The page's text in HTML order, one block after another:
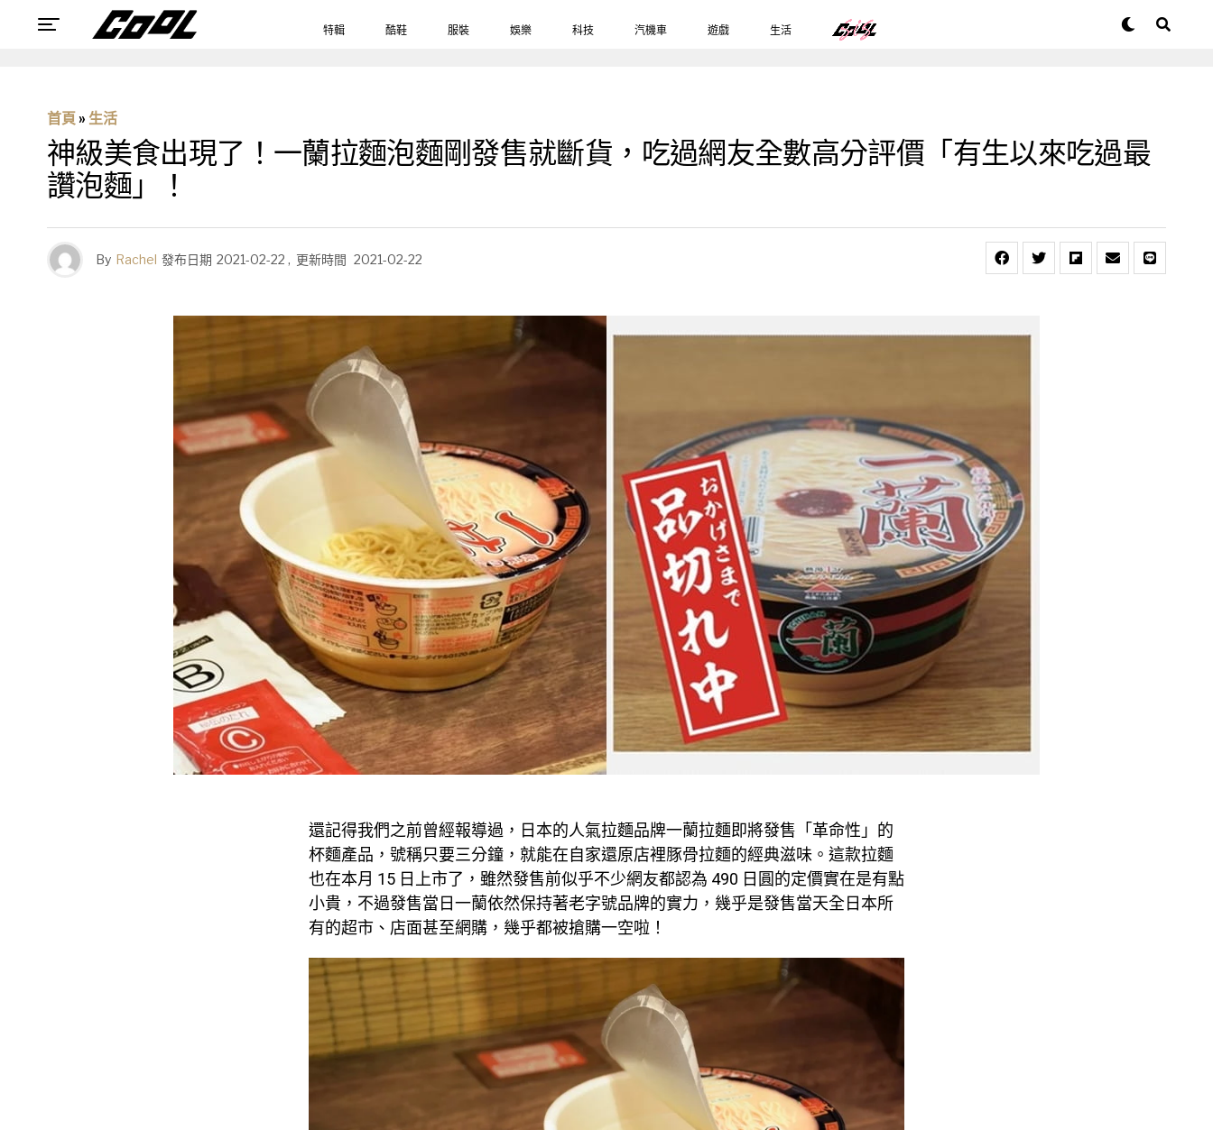
特輯 酷鞋 服裝 娛樂 科技 汽機車 遊戲 生活
首頁 » 生活
神級美食出現了！一蘭拉麵泡麵剛發售就斷貨，吃過網友全數高分評價「有生以來吃過最
讚泡麵」！
By Rachel 發布日期 2021-02-22 , 更新時間 2021-02-22
還記得我們之前曾經報導過，日本的人氣拉麵品牌一蘭拉麵即將發售「革命性」的
杯麵產品，號稱只要三分鐘，就能在自家還原店裡豚骨拉麵的經典滋味。這款拉麵
也在本月 15 日上市了，雖然發售前似乎不少網友都認為 490 日圓的定價實在是有點
小貴，不過發售當日一蘭依然保持著老字號品牌的實力，幾乎是發售當天全日本所
有的超市、店面甚至網購，幾乎都被搶購一空啦！